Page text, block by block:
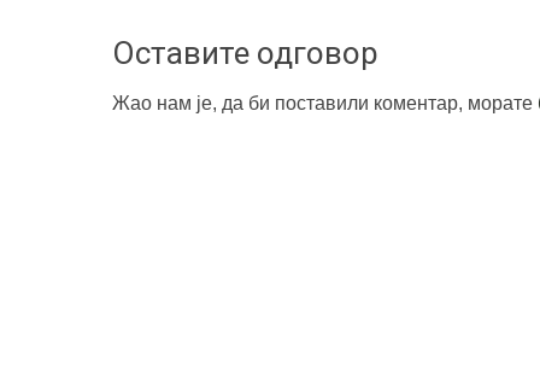
Оставите одговор
Жао нам је, да би поставили коментар, морате